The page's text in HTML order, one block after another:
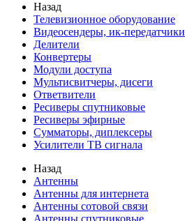
Назад
Телевизионное оборудование
Видеосендеры, ик-передатчики
Делители
Конвертеры
Модули доступа
Мультисвитчеры, дисеги
Ответвители
Ресиверы спутниковые
Ресиверы эфирные
Сумматоры, диплексеры
Усилители ТВ сигнала
Назад
Антенны
Антенны для интернета
Антенны сотовой связи
Антенны спутниковые